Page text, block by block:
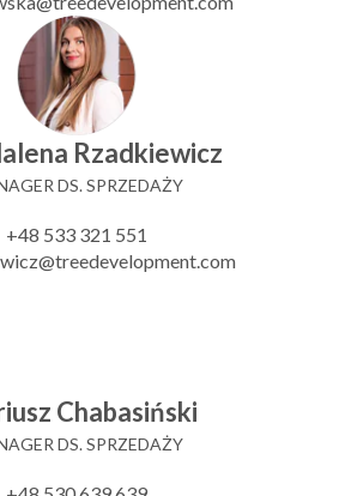
Rzadkiewicz
DS. SPRZEDAŻY
+48 533 321 551
Chabasiński
DS. SPRZEDAŻY